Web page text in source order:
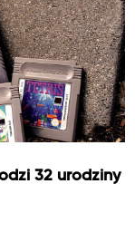
32 urodziny